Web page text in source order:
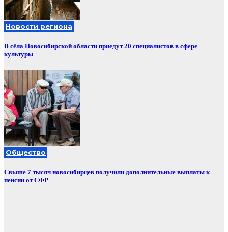
Новости региона
В сёла Новосибирской области приедут 20 специалистов в сфере
культуры
Общество
Свыше 7 тысяч новосибирцев получили дополнительные выплаты к
пенсии от СФР